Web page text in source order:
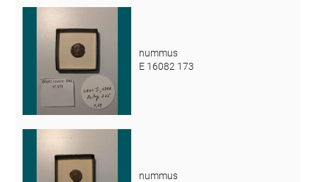
nummus
E 16082 173
nummus